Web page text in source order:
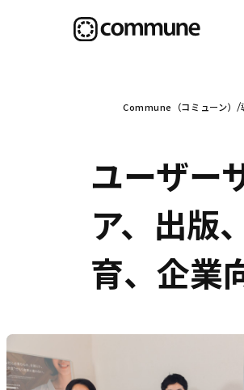
Commune（コミューン）
ユーザー
ア、出版
育、企業